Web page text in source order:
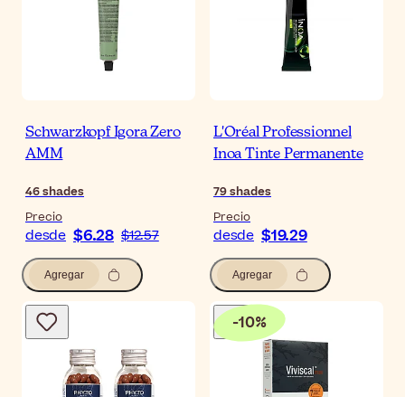
Schwarzkopf Igora Zero
AMM
46shades
Precio
desde $6.28 $12.57
Agregar
L'Oréal Professionnel
Inoa Tinte Permanente
79shades
Precio
desde $19.29
Agregar
-10%